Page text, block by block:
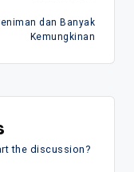
dan Banyak
Kemungkinan
the discussion?